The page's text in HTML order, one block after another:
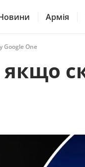
Армія
Google One